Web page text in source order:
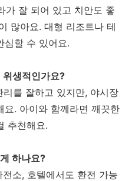
가 잘 되어 있고 치안도 좋
많아요. 대형 리조트나 테
심할 수 있어요.
생적인가요?
를 잘하고 있지만, 야시장
요. 아이와 함께라면 깨끗한
추천해요.
하나요?
소, 호텔에서도 환전 가능